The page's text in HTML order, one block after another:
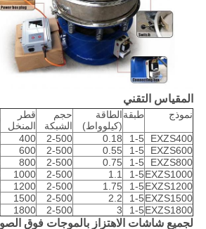
المقياس التقني
نموذج طبقةالطاقة
(كيلوواط)
حجم
الشبكة
قطر
المنخل
EXZS400
1-5
0.18
2-500
400
EXZS600
1-5
0.55
2-500
600
EXZS800
1-5
0.75
2-500
800
EXZS1000
1-5
1.1
2-500
1000
EXZS1200
1-5
1.75
2-500
1200
EXZS1500
1-5
2.2
2-500
1500
EXZS1800
1-5
3
2-500
1800
لجميع شاشات الاهتزاز بالموجات فوق